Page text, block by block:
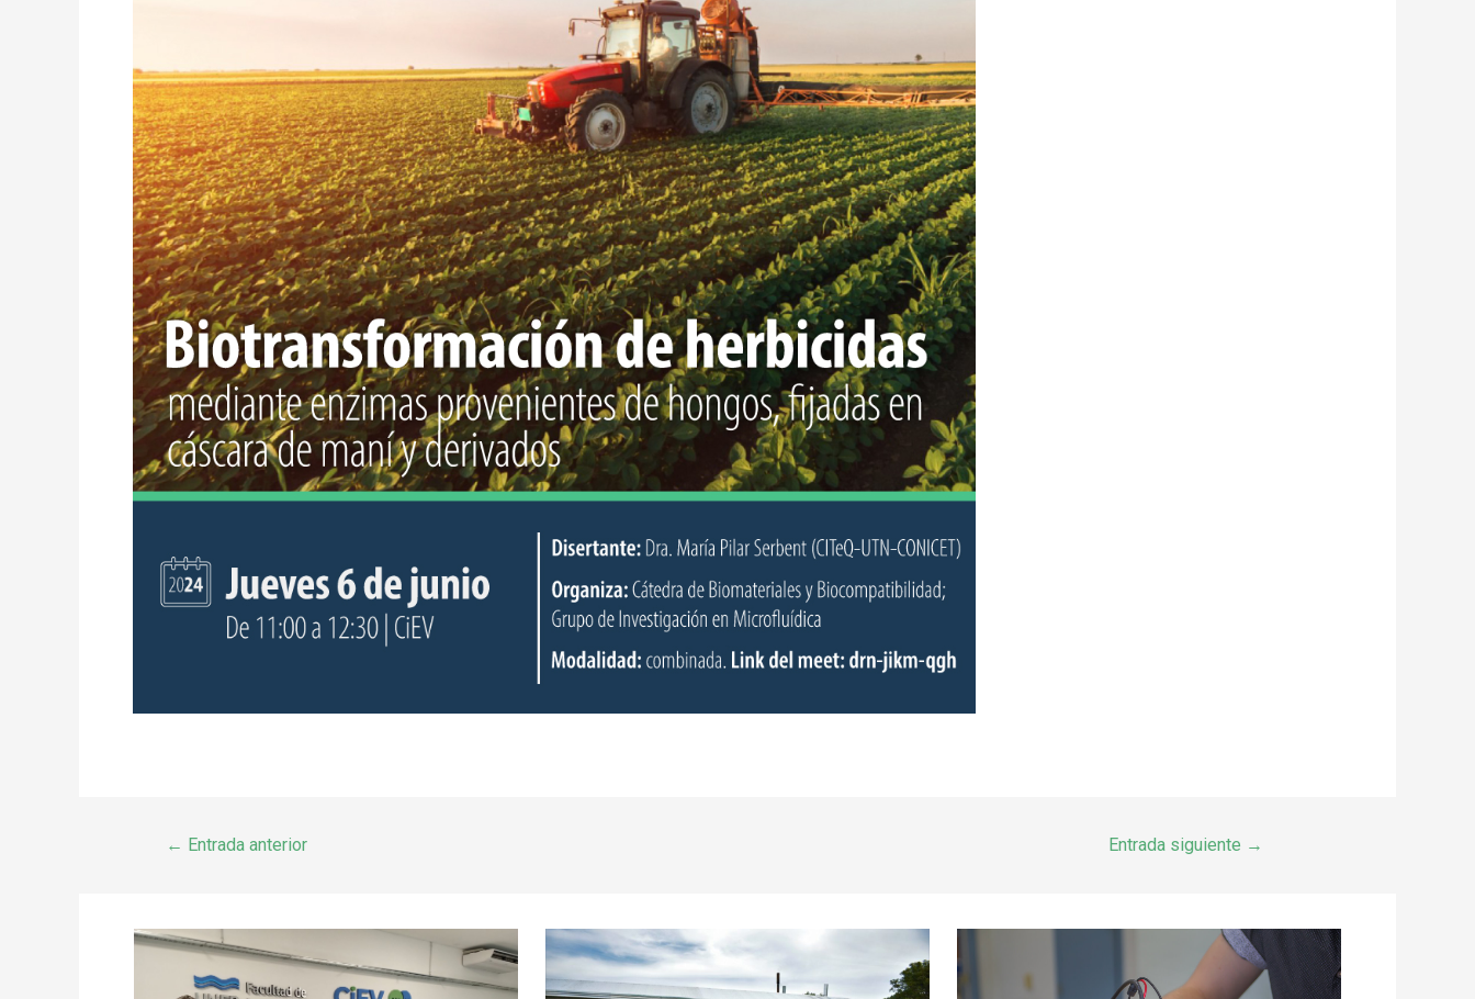
← Entrada anterior Entrada siguiente →